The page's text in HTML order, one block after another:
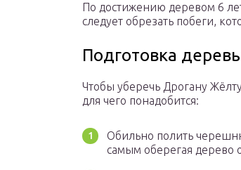
По достижению деревом 6
следует обрезать побеги,
Подготовка
Чтобы уберечь Дрогану
для чего понадобится:
Обильно полить
самым оберегая дерево